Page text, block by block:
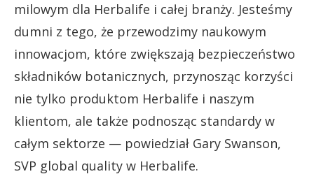
milowym dla Herbalife i całej branży. Jesteśmy
dumni z tego, że przewodzimy naukowym
innowacjom, które zwiększają bezpieczeństwo
składników botanicznych, przynosząc korzyści
nie tylko produktom Herbalife i naszym
klientom, ale także podnosząc standardy w
całym sektorze — powiedział Gary Swanson,
SVP global quality w Herbalife.